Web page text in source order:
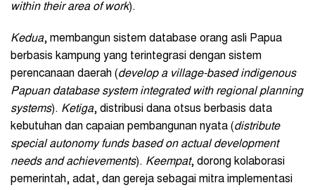
within their area of work).
Kedua, membangun sistem database orang asli Papua
berbasis kampung yang terintegrasi dengan sistem
perencanaan daerah (develop a village-based indigenous
Papuan database system integrated with regional planning
systems). Ketiga, distribusi dana otsus berbasis data
kebutuhan dan capaian pembangunan nyata (distribute
special autonomy funds based on actual development
needs and achievements). Keempat, dorong kolaborasi
pemerintah, adat, dan gereja sebagai mitra implementasi